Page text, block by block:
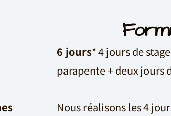
6 jours* 4 jours de
parapente + deux jours
Nous réalisons les 4